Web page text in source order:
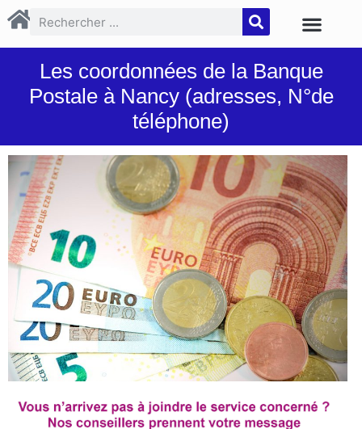
Les coordonnées de la Banque
Postale à Nancy (adresses, N°de
téléphone)